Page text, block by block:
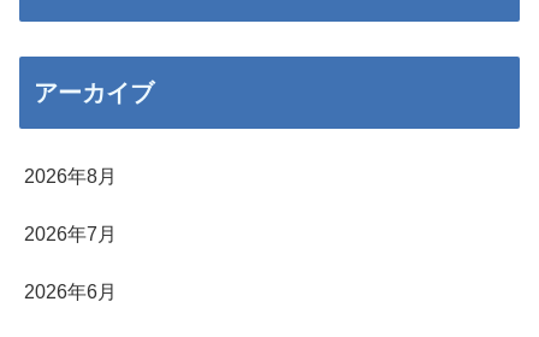
アーカイブ
2026年8月
2026年7月
2026年6月